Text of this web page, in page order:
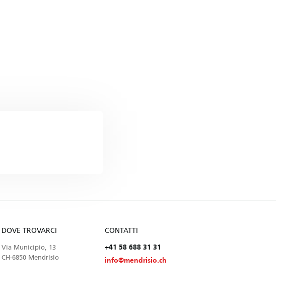
CONTATTI
+41 58 688 31 31
info@mendrisio.ch
DOVE TROVARCI
Via Municipio, 13
CH-6850 Mendrisio